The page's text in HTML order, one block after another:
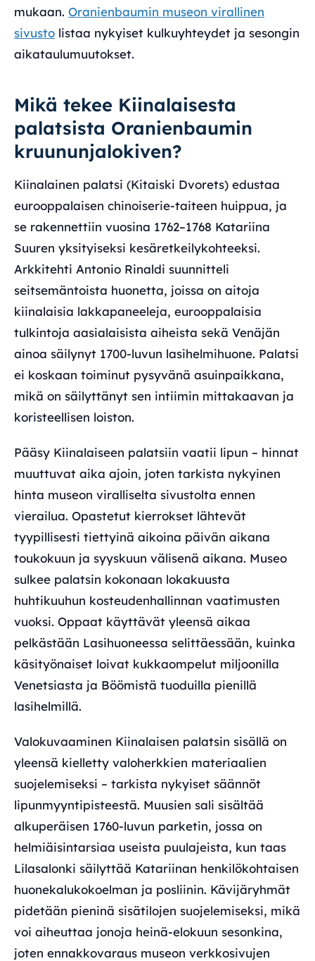
mukaan. Oranienbaumin museon virallinen
sivusto listaa nykyiset kulkuyhteydet ja sesongin
aikataulumuutokset.
Mikä tekee Kiinalaisesta
palatsista Oranienbaumin
kruununjalokiven?
Kiinalainen palatsi (Kitaiski Dvorets) edustaa
eurooppalaisen chinoiserie-taiteen huippua, ja
se rakennettiin vuosina 1762–1768 Katariina
Suuren yksityiseksi kesäretkeilykohteeksi.
Arkkitehti Antonio Rinaldi suunnitteli
seitsemäntoista huonetta, joissa on aitoja
kiinalaisia lakkapaneeleja, eurooppalaisia
tulkintoja aasialaisista aiheista sekä Venäjän
ainoa säilynyt 1700-luvun lasihelmihuone. Palatsi
ei koskaan toiminut pysyvänä asuinpaikkana,
mikä on säilyttänyt sen intiimin mittakaavan ja
koristeellisen loiston.
Pääsy Kiinalaiseen palatsiin vaatii lipun – hinnat
muuttuvat aika ajoin, joten tarkista nykyinen
hinta museon viralliselta sivustolta ennen
vierailua. Opastetut kierrokset lähtevät
tyypillisesti tiettyinä aikoina päivän aikana
toukokuun ja syyskuun välisenä aikana. Museo
sulkee palatsin kokonaan lokakuusta
huhtikuuhun kosteudenhallinnan vaatimusten
vuoksi. Oppaat käyttävät yleensä aikaa
pelkästään Lasihuoneessa selittäessään, kuinka
käsityönaiset loivat kukkaompelut miljoonilla
Venetsiasta ja Böömistä tuoduilla pienillä
lasihelmillä.
Valokuvaaminen Kiinalaisen palatsin sisällä on
yleensä kielletty valoherkkien materiaalien
suojelemiseksi – tarkista nykyiset säännöt
lipunmyyntipisteestä. Muusien sali sisältää
alkuperäisen 1760-luvun parketin, jossa on
helmiäisintarsiaa useista puulajeista, kun taas
Lilasalonki säilyttää Katariinan henkilökohtaisen
huonekalukokoelman ja posliinin. Kävijäryhmät
pidetään pieninä sisätilojen suojelemiseksi, mikä
voi aiheuttaa jonoja heinä-elokuun sesonkina,
joten ennakkovaraus museon verkkosivujen